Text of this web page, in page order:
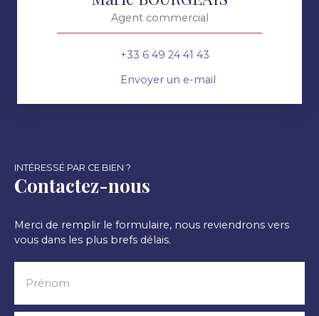
Agent commercial
+33 6 49 24 41 43
Envoyer un e-mail
INTÉRESSÉ PAR CE BIEN ?
Contactez-nous
Merci de remplir le formulaire, nous reviendrons vers
vous dans les plus brefs délais.
Prénom